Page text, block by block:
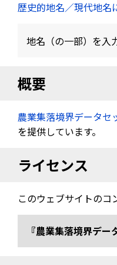
歴史的地名／現代地名
地名（の一部）を入
概要
農業集落境界データセ
を提供しています。
ライセンス
このウェブサイトのコ
『農業集落境界デ